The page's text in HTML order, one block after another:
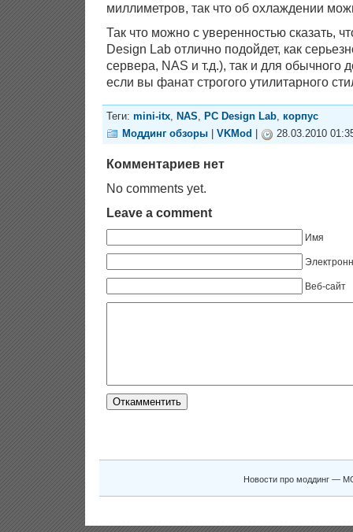
миллиметров, так что об охлаждении
Так что можно с уверенностью сказать,
Design Lab отлично подойдет, как
сервера, NAS и т.д.), так и для обычного
если вы фанат строгого утилитарного
Теги: mini-itx, NAS, PC Design Lab, корпус
Моддинг обзоры
VKMod 28.03.2010
Комментариев нет
No comments yet.
Leave a comment
Имя
Веб-сайт
Новости про моддинг —